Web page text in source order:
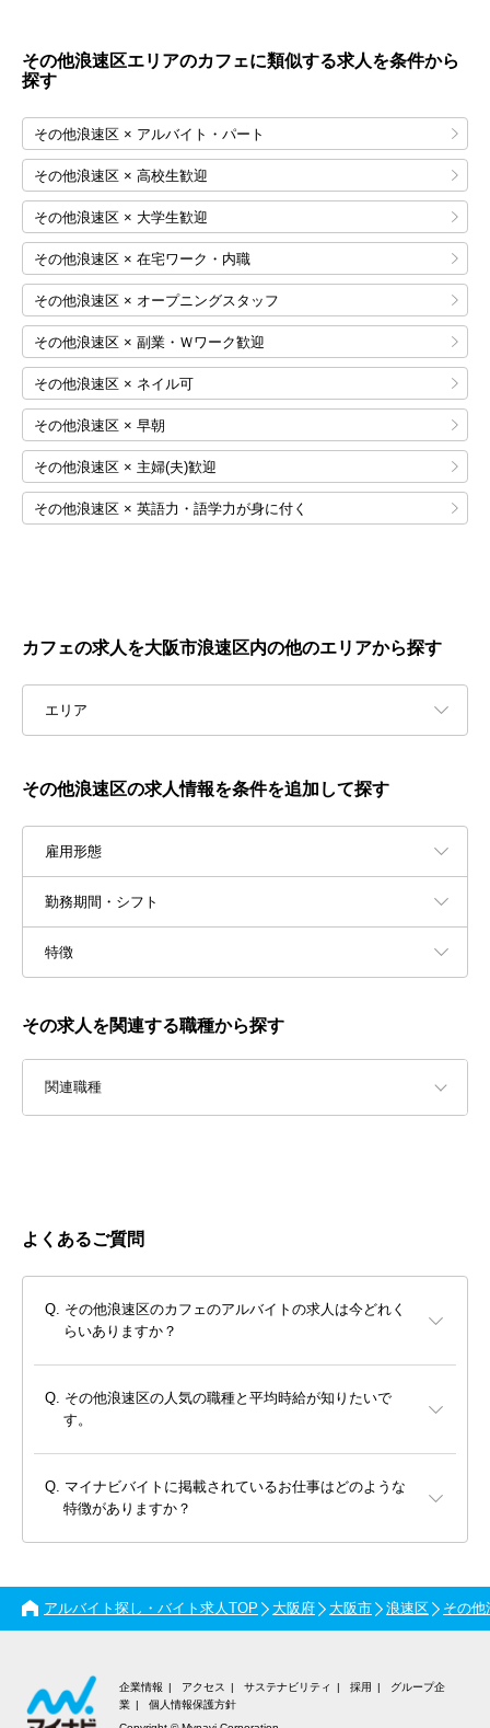
その他浪速区エリアのカフェに類似する求人を条件から
探す
その他浪速区 × アルバイト・パート
その他浪速区 × 高校生歓迎
その他浪速区 × 大学生歓迎
その他浪速区 × 在宅ワーク・内職
その他浪速区 × オープニングスタッフ
その他浪速区 × 副業・Ｗワーク歓迎
その他浪速区 × ネイル可
その他浪速区 × 早朝
その他浪速区 × 主婦(夫)歓迎
その他浪速区 × 英語力・語学力が身に付く
カフェの求人を大阪市浪速区内の他のエリアから探す
エリア
その他浪速区の求人情報を条件を追加して探す
雇用形態
勤務期間・シフト
特徴
その求人を関連する職種から探す
関連職種
よくあるご質問
その他浪速区のカフェのアルバイトの求人は今どれく
らいありますか？
その他浪速区の人気の職種と平均時給が知りたいで
す。
マイナビバイトに掲載されているお仕事はどのような
特徴がありますか？
アルバイト探し・バイト求人TOP 大阪府 大阪市 浪速区 その他
企業情報 アクセス サステナビリティ 採用
グループ企
業
個人情報保護方針